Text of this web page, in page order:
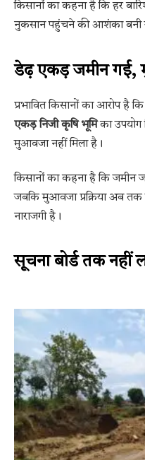
किसानों का कहना है कि हर
नुकसान पहुंचने की आशंका बनी
डेढ़ एकड़ जमीन
प्रभावित किसानों का आरोप है
एकड़ निजी कृषि भूमिका उपयोग
मुआवजा नहीं मिला है।
किसानों का कहना है कि जमीन
जबकि मुआवजा प्रक्रिया अब तक
नाराजगी है।
सूचना बोर्ड तक नहीं